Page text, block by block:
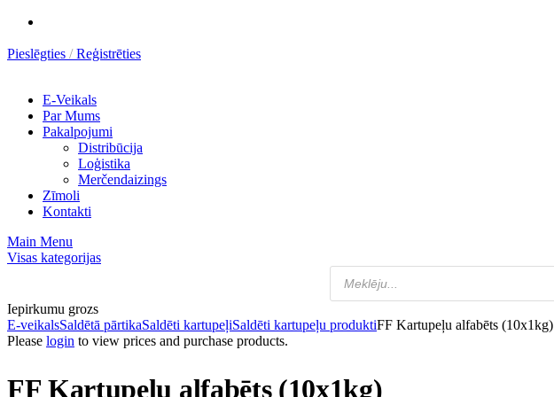
Pieslēgties Reģistrēties
E-Veikals
Par Mums
Pakalpojumi
Distribūcija
Loģistika
Merčendaizings
Zīmoli
Kontakti
Main Menu
Visas kategorijas
Iepirkumu grozs
E-veikalsSaldētā pārtikaSaldēti kartupeļiSaldēti kartupeļu produktiFF Kartupeļu alfabēts (10x1kg)
Please login to view prices and purchase products.
FF Kartupeļu alfabēts (10x1kg)